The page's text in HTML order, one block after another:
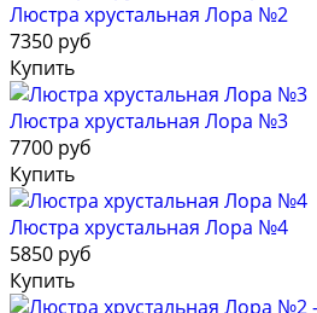
Люстра хрустальная Лора №2
7350 руб
Купить
Люстра хрустальная Лора №3
7700 руб
Купить
Люстра хрустальная Лора №4
5850 руб
Купить